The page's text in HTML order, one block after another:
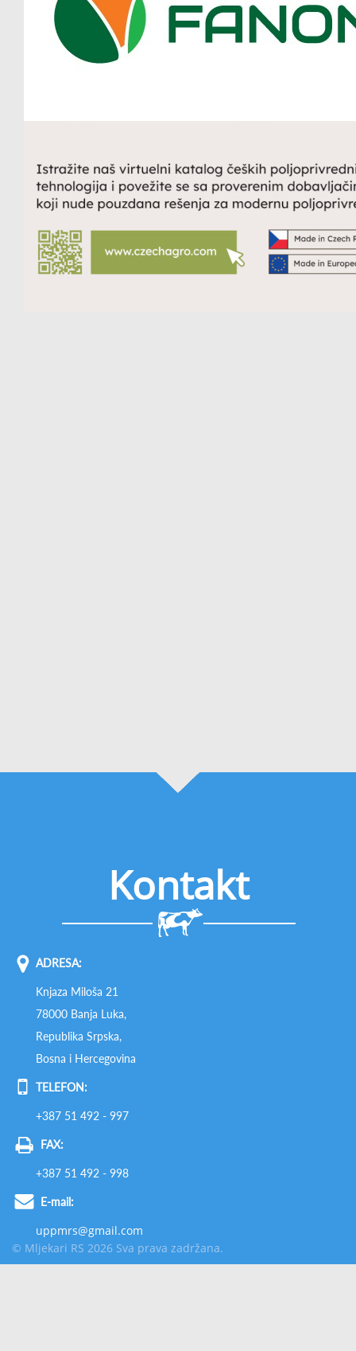
Kontakt
ADRESA:
Knjaza Miloša 21
78000 Banja Luka,
Republika Srpska,
Bosna i Hercegovina
TELEFON:
+387 51 492 - 997
FAX:
+387 51 492 - 998
E-mail:
uppmrs@gmail.com
© Mljekari RS 2026 Sva prava zadržana.